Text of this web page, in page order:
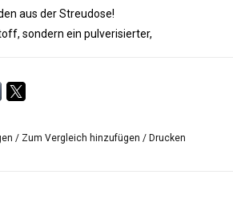
aus der Streudose!
sondern ein pulverisierter,
preiswert, zeitsparend und sauber:
/ Zum Vergleich hinzufügen / Drucken